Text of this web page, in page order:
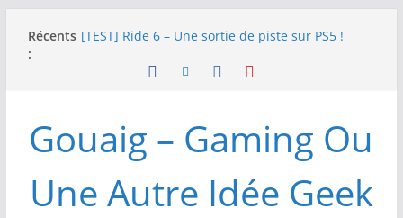
Récents
:
[TEST] Ride 6 – Une sortie de piste sur PS5 !
NEOGEO AES+ : La légende de l’arcade est de
SWITCH 2 : Nouveaux accessoires Turtle Beach X
Gouaig – Gaming Ou
Une Autre Idée Geek